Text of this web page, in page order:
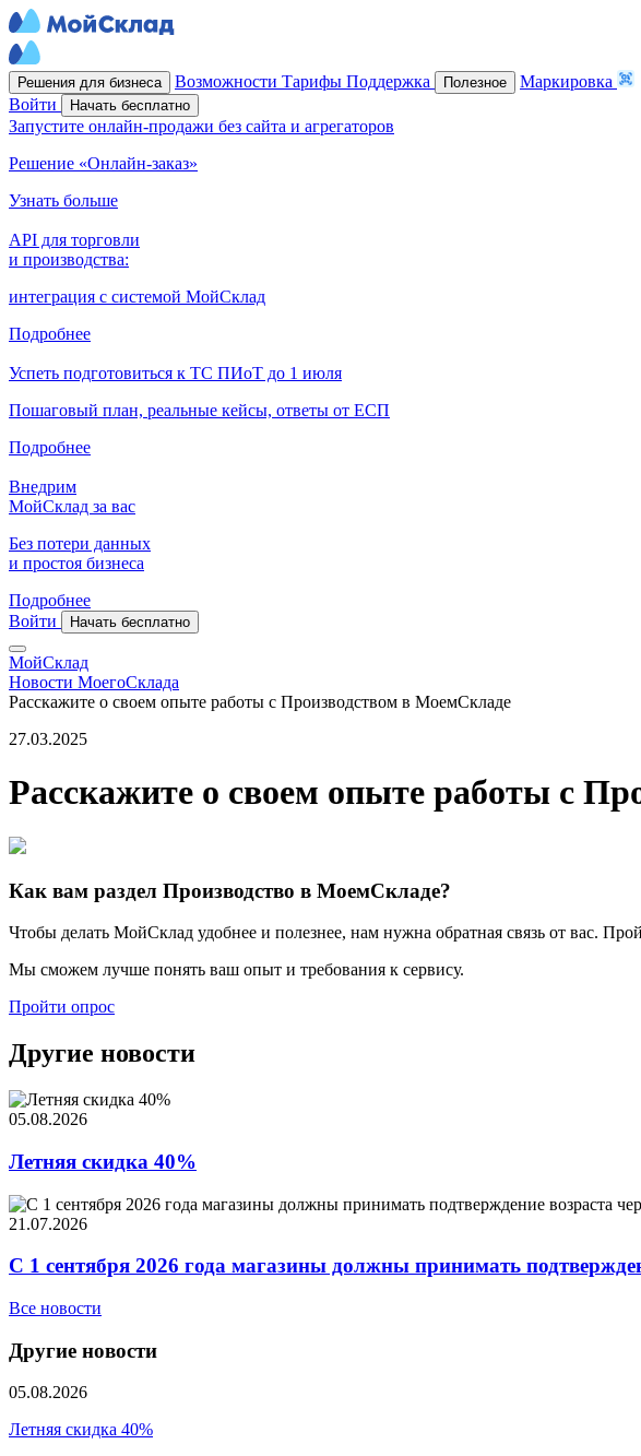
Решения для бизнеса Возможности Тарифы Поддержка Полезное
Маркировка
Войти
Начать бесплатно
Запустите онлайн-продажи без сайта и агрегаторов
Решение «Онлайн-заказ»
Узнать больше
API для торговли
и производства:
интеграция с системой МойСклад
Подробнее
Успеть подготовиться к ТС ПИоТ до 1 июля
Пошаговый план, реальные кейсы, ответы от ЕСП
Подробнее
Внедрим
МойСклад за вас
Без потери данных
и простоя бизнеса
Подробнее
Войти
Начать бесплатно
МойСклад
Новости МоегоСклада
Расскажите о своем опыте работы с Производством в МоемСкладе
27.03.2025
Расскажите о своем опыте работы с
Как вам раздел Производство в МоемСкладе?
Чтобы делать МойСклад удобнее и полезнее, нам нужна обратная связь от вас.
Мы сможем лучше понять ваш опыт и требования к сервису.
Пройти опрос
Другие новости
05.08.2026
Летняя скидка 40%
21.07.2026
С 1 сентября 2026 года магазины должны принимать
Все новости
Другие новости
05.08.2026
Летняя скидка 40%